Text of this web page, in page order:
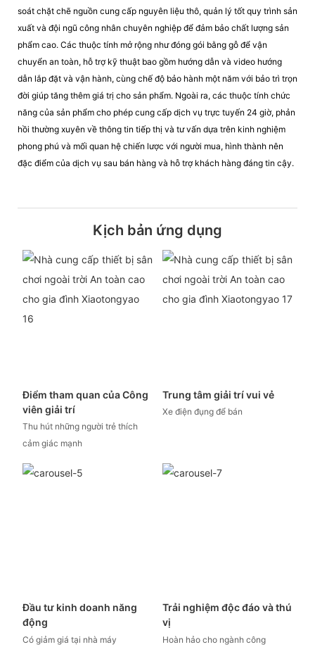
soát chặt chẽ nguồn cung cấp nguyên liệu thô, quản lý tốt quy trình sản
xuất và đội ngũ công nhân chuyên nghiệp để đảm bảo chất lượng sản
phẩm cao. Các thuộc tính mở rộng như đóng gói bằng gỗ để vận
chuyển an toàn, hỗ trợ kỹ thuật bao gồm hướng dẫn và video hướng
dẫn lắp đặt và vận hành, cùng chế độ bảo hành một năm với bảo trì trọn
đời giúp tăng thêm giá trị cho sản phẩm. Ngoài ra, các thuộc tính chức
năng của sản phẩm cho phép cung cấp dịch vụ trực tuyến 24 giờ, phản
hồi thường xuyên về thông tin tiếp thị và tư vấn dựa trên kinh nghiệm
phong phú và mối quan hệ chiến lược với người mua, hình thành nên
đặc điểm của dịch vụ sau bán hàng và hỗ trợ khách hàng đáng tin cậy.
Kịch bản ứng dụng
Điểm tham quan của Công
viên giải trí
Thu hút những người trẻ thích
cảm giác mạnh
Trung tâm giải trí vui vẻ
Xe điện đụng để bán
Đầu tư kinh doanh năng
động
Có giảm giá tại nhà máy
Trải nghiệm độc đáo và thú
vị
Hoàn hảo cho ngành công